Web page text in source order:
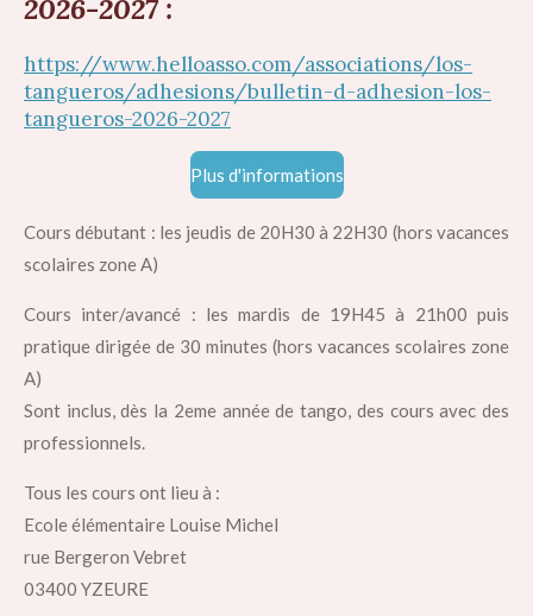
2026-2027 :
https://www.helloasso.com/associations/los-
tangueros/adhesions/bulletin-d-adhesion-los-
tangueros-2026-2027
Plus d'informations
Cours débutant : les jeudis de 20H30 à 22H30 (hors vacances
scolaires zone A)
Cours inter/avancé : les mardis de 19H45 à 21h00 puis
pratique dirigée de 30 minutes (hors vacances scolaires zone
A)
Sont inclus, dès la 2eme année de tango, des cours avec des
professionnels.
Tous les cours ont lieu à :
Ecole élémentaire Louise Michel
rue Bergeron Vebret
03400 YZEURE